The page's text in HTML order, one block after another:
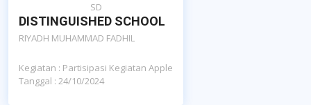
SD
DISTINGUISHED SCHOOL
RIYADH MUHAMMAD FADHIL
Kegiatan : Partisipasi Kegiatan Apple
Tanggal : 24/10/2024